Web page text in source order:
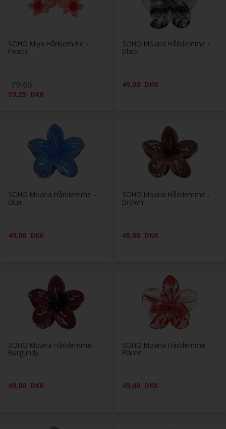
SOHO Miya Hårklemme -
Peach
59,25 DKK
SOHO Moana Hårklemme -
Black
49,00 DKK
SOHO Moana Hårklemme -
Blue
49,00 DKK
SOHO Moana Hårklemme -
Brown
49,00 DKK
SOHO Moana Hårklemme -
Burgundy
49,00 DKK
SOHO Moana Hårklemme -
Flame
49,00 DKK